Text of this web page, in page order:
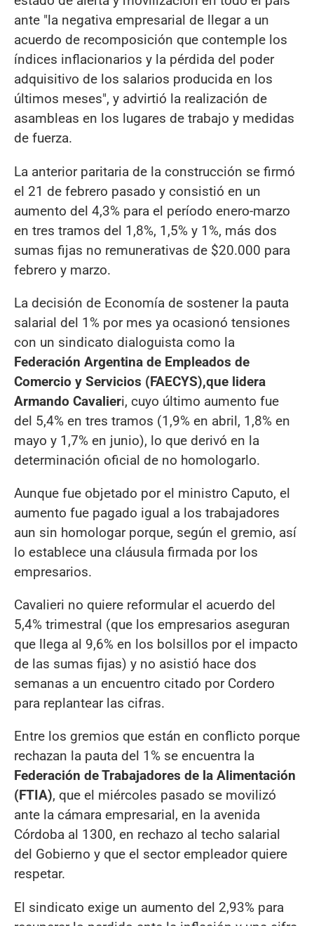
ante "la negativa empresarial de llegar a un
acuerdo de recomposición que contemple los
índices inflacionarios y la pérdida del poder
adquisitivo de los salarios producida en los
últimos meses", y advirtió la realización de
asambleas en los lugares de trabajo y medidas
de fuerza.
La anterior paritaria de la construcción se firmó
el 21 de febrero pasado y consistió en un
aumento del 4,3% para el período enero-marzo
en tres tramos del 1,8%, 1,5% y 1%, más dos
sumas fijas no remunerativas de $20.000 para
febrero y marzo.
La decisión de Economía de sostener la pauta
salarial del 1% por mes ya ocasionó tensiones
con un sindicato dialoguista como la
Federación Argentina de Empleados de
Comercio y Servicios (FAECYS),que lidera
Armando Cavalieri, cuyo último aumento fue
del 5,4% en tres tramos (1,9% en abril, 1,8% en
mayo y 1,7% en junio), lo que derivó en la
determinación oficial de no homologarlo.
Aunque fue objetado por el ministro Caputo, el
aumento fue pagado igual a los trabajadores
aun sin homologar porque, según el gremio, así
lo establece una cláusula firmada por los
empresarios.
Cavalieri no quiere reformular el acuerdo del
5,4% trimestral (que los empresarios aseguran
que llega al 9,6% en los bolsillos por el impacto
de las sumas fijas) y no asistió hace dos
semanas a un encuentro citado por Cordero
para replantear las cifras.
Entre los gremios que están en conflicto porque
rechazan la pauta del 1% se encuentra la
Federación de Trabajadores de la Alimentación
(FTIA), que el miércoles pasado se movilizó
ante la cámara empresarial, en la avenida
Córdoba al 1300, en rechazo al techo salarial
del Gobierno y que el sector empleador quiere
respetar.
El sindicato exige un aumento del 2,93% para